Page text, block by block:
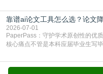
疑问：国际学术会议论文到底好不
AEIC学术交流中心小编就为大家介
文发表的相对优势与期刊论文相比
靠谱ai论文工具怎么选？论文
2026-07-01
PaperPass：守护学术原创性的优
核心痛点不管是本科应届毕业生写
自己逐句读逐句改，熬好几个大夜
率超标，再返工太折腾。现在有了